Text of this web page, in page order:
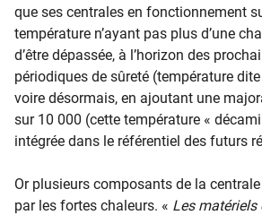
que ses centrales en fonctionnement
température n’ayant pas plus d’une
d’être dépassée, à l’horizon des
périodiques de sûreté (température
voire désormais, en ajoutant une
sur 10 000 (cette température «
intégrée dans le référentiel des futurs
Or plusieurs composants de la
par les fortes chaleurs. « Les matériels